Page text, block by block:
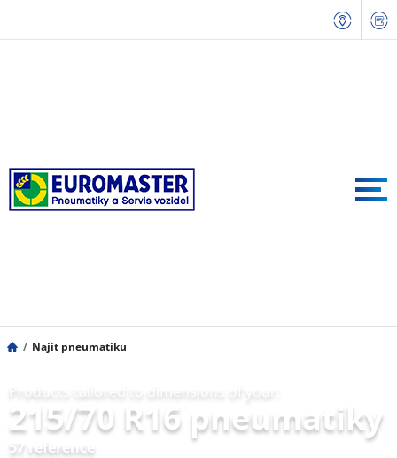
Najít pneumatiku
215/70 R16 pneumatiky
57 reference